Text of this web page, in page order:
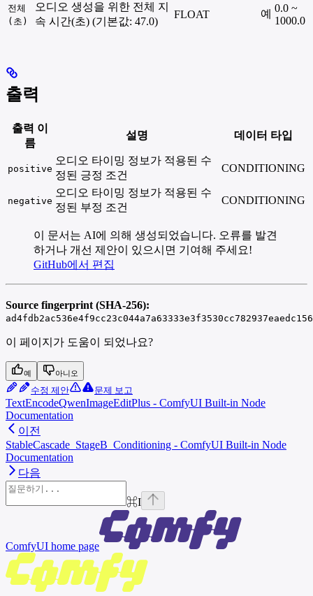
전체
(초)
오디오 생성을 위한 전체 지
속 시간(초) (기본값: 47.0)
FLOAT 예 0.0 ~
1000.0
출력
출력 이
름
설명 데이터 타입
positive
오디오 타이밍 정보가 적용된 수
정된 긍정 조건
CONDITIONING
negative
오디오 타이밍 정보가 적용된 수
정된 부정 조건
CONDITIONING
이 문서는 AI에 의해 생성되었습니다. 오류를 발견
하거나 개선 제안이 있으시면 기여해 주세요!
GitHub에서 편집
Source fingerprint (SHA-256):
이 페이지가 도움이 되었나요?
예 아니오
수정 제안 문제 보고
TextEncodeQwenImageEditPlus - ComfyUI Built-in Node
Documentation
이전
StableCascade_StageB_Conditioning - ComfyUI Built-in Node
Documentation
다음
⌘I
ComfyUI home page